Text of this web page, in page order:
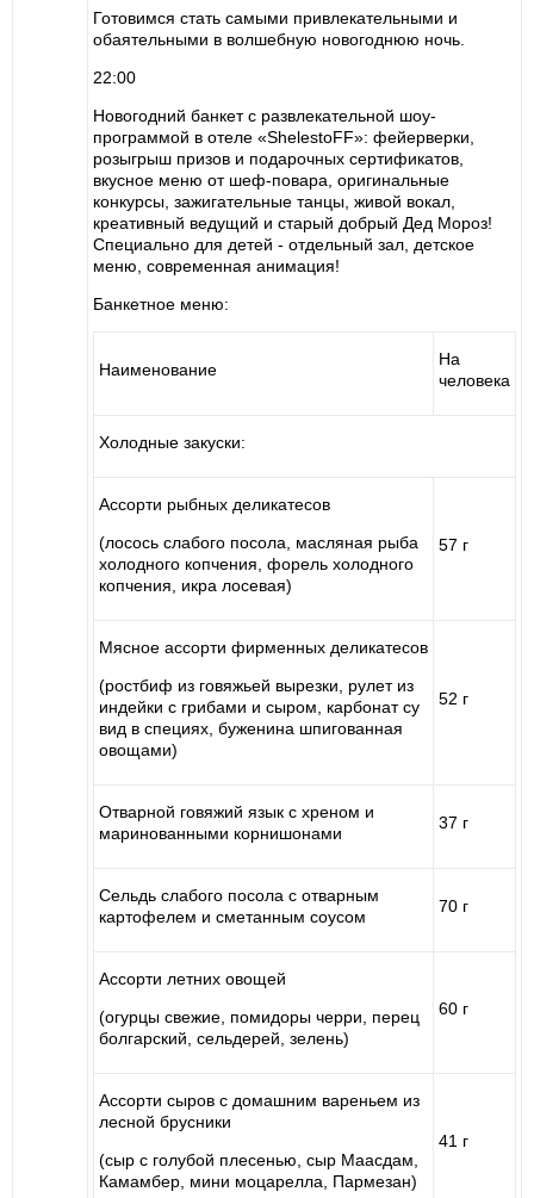
Готовимся стать самыми привлекательными и
обаятельными в волшебную новогоднюю ночь.
22:00
Новогодний банкет с развлекательной шоу-
программой в отеле «ShelestoFF»: фейерверки,
розыгрыш призов и подарочных сертификатов,
вкусное меню от шеф-повара, оригинальные
конкурсы, зажигательные танцы, живой вокал,
креативный ведущий и старый добрый Дед Мороз!
Специально для детей - отдельный зал, детское
меню, современная анимация!
Банкетное меню:
Наименование
На
человека
Холодные закуски:
Ассорти рыбных деликатесов
(лосось слабого посола, масляная рыба
холодного копчения, форель холодного
копчения, икра лосевая)
57 г
Мясное ассорти фирменных деликатесов
(ростбиф из говяжьей вырезки, рулет из
индейки с грибами и сыром, карбонат су
вид в специях, буженина шпигованная
овощами)
52 г
Отварной говяжий язык с хреном и
маринованными корнишонами
37 г
Сельдь слабого посола с отварным
картофелем и сметанным соусом
70 г
Ассорти летних овощей
(огурцы свежие, помидоры черри, перец
болгарский, сельдерей, зелень)
60 г
Ассорти сыров с домашним вареньем из
лесной брусники
(сыр с голубой плесенью, сыр Маасдам,
Камамбер, мини моцарелла, Пармезан)
41 г